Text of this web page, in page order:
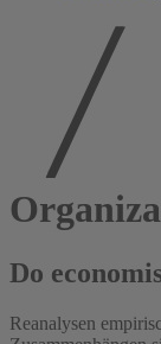
Do
Reanalysen